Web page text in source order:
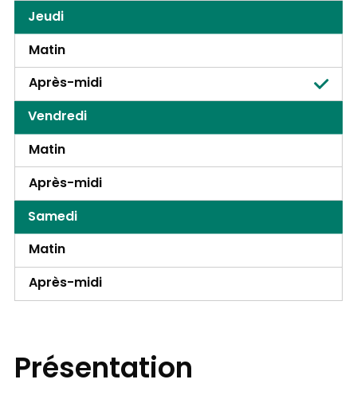
Jeudi
Matin
Après-midi
Vendredi
Matin
Après-midi
Samedi
Matin
Après-midi
Présentation